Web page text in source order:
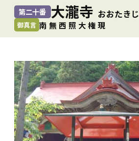
第二十番 大瀧寺 おおたきじ
御真言 南 無 西 照 大 権 現